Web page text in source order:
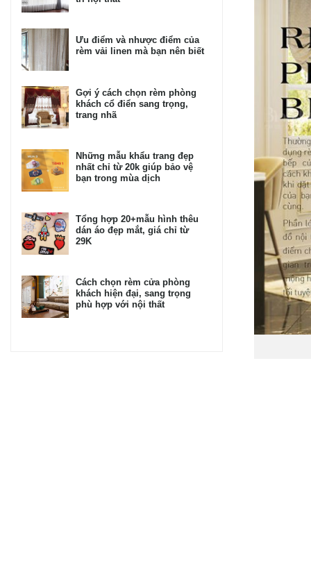
Ưu điểm và nhược điểm của
rèm vải linen mà bạn nên biết
Gợi ý cách chọn rèm phòng
khách cổ điển sang trọng,
trang nhã
Những mẫu khẩu trang đẹp
nhất chỉ từ 20k giúp bảo vệ
bạn trong mùa dịch
Tổng hợp 20+mẫu hình thêu
dán áo đẹp mắt, giá chỉ từ
29K
Cách chọn rèm cửa phòng
khách hiện đại, sang trọng
phù hợp với nội thất